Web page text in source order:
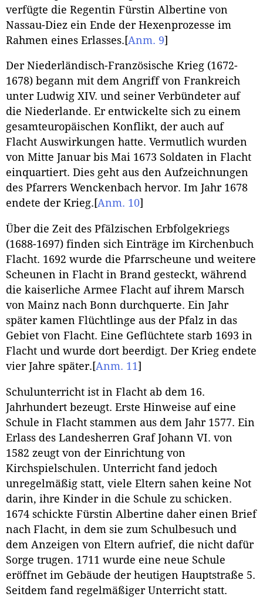
verfügte die Regentin Fürstin Albertine von
Nassau-Diez ein Ende der Hexenprozesse im
Rahmen eines Erlasses. [Anm. 9]
Der Niederländisch-Französische Krieg (1672-
1678) begann mit dem Angriff von Frankreich
unter Ludwig XIV. und seiner Verbündeter auf
die Niederlande. Er entwickelte sich zu einem
gesamteuropäischen Konflikt, der auch auf
Flacht Auswirkungen hatte. Vermutlich wurden
von Mitte Januar bis Mai 1673 Soldaten in Flacht
einquartiert. Dies geht aus den Aufzeichnungen
des Pfarrers Wenckenbach hervor. Im Jahr 1678
endete der Krieg. [Anm. 10]
Über die Zeit des Pfälzischen Erbfolgekriegs
(1688-1697) finden sich Einträge im Kirchenbuch
Flacht. 1692 wurde die Pfarrscheune und weitere
Scheunen in Flacht in Brand gesteckt, während
die kaiserliche Armee Flacht auf ihrem Marsch
von Mainz nach Bonn durchquerte. Ein Jahr
später kamen Flüchtlinge aus der Pfalz in das
Gebiet von Flacht. Eine Geflüchtete starb 1693 in
Flacht und wurde dort beerdigt. Der Krieg endete
vier Jahre später. [Anm. 11]
Schulunterricht ist in Flacht ab dem 16.
Jahrhundert bezeugt. Erste Hinweise auf eine
Schule in Flacht stammen aus dem Jahr 1577. Ein
Erlass des Landesherren Graf Johann VI. von
1582 zeugt von der Einrichtung von
Kirchspielschulen. Unterricht fand jedoch
unregelmäßig statt, viele Eltern sahen keine Not
darin, ihre Kinder in die Schule zu schicken.
1674 schickte Fürstin Albertine daher einen Brief
nach Flacht, in dem sie zum Schulbesuch und
dem Anzeigen von Eltern aufrief, die nicht dafür
Sorge trugen. 1711 wurde eine neue Schule
eröffnet im Gebäude der heutigen Hauptstraße 5.
Seitdem fand regelmäßiger Unterricht statt.